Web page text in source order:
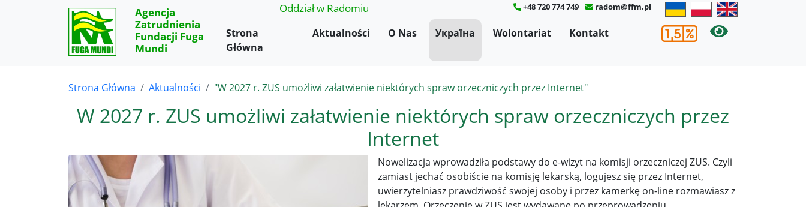
Agencja
Zatrudnienia
Fundacji Fuga
Mundi
Oddział w Radomiu +48 720 774 749 radom@ffm.pl
Strona
Główna
Aktualności O Nas Україна Wolontariat Kontakt
Strona Główna Aktualności "W 2027 r. ZUS umożliwi załatwienie niektórych spraw orzeczniczych przez Internet"
W 2027 r. ZUS umożliwi załatwienie niektórych spraw orzeczniczych przez
Internet
Nowelizacja wprowadziła podstawy do e-wizyt na komisji orzeczniczej ZUS. Czyli
zamiast jechać osobiście na komisję lekarską, logujesz się przez Internet,
uwierzytelniasz prawdziwość swojej osoby i przez kamerkę on-line rozmawiasz z